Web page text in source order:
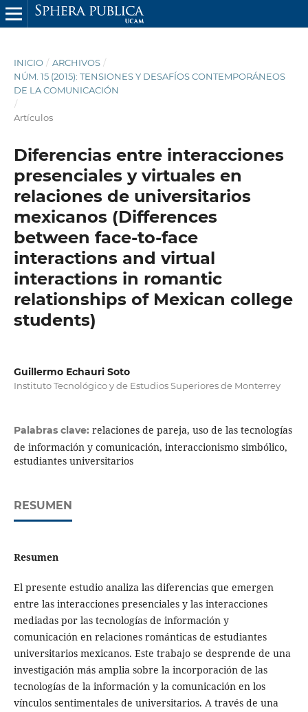
INICIO / ARCHIVOS /
NÚM. 15 (2015): TENSIONES Y DESAFÍOS CONTEMPORÁNEOS
DE LA COMUNICACIÓN
/
Artículos
Diferencias entre interacciones
presenciales y virtuales en
relaciones de universitarios
mexicanos (Differences
between face-to-face
interactions and virtual
interactions in romantic
relationships of Mexican college
students)
Guillermo Echauri Soto
Instituto Tecnológico y de Estudios Superiores de Monterrey
Palabras clave: relaciones de pareja, uso de las tecnologías
de información y comunicación, interaccionismo simbólico,
estudiantes universitarios
RESUMEN
Resumen
El presente estudio analiza las diferencias que emergen
entre las interacciones presenciales y las interacciones
mediadas por las tecnologías de información y
comunicación en relaciones románticas de estudiantes
universitarios mexicanos. Este trabajo se desprende de una
investigación más amplia sobre la incorporación de las
tecnologías de la información y la comunicación en los
vínculos sentimentales de universitarios. A través de una